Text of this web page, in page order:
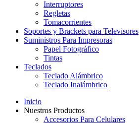
Interruptores
Regletas
Tomacorrientes
Soportes y Brackets para Televisores
Suministros Para Impresoras
Papel Fotográfico
Tintas
Teclados
Teclado Alámbrico
Teclado Inalámbrico
Inicio
Nuestros Productos
Accesorios Para Celulares